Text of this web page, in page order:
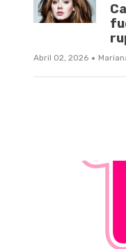
Abril 02, 2026 ·